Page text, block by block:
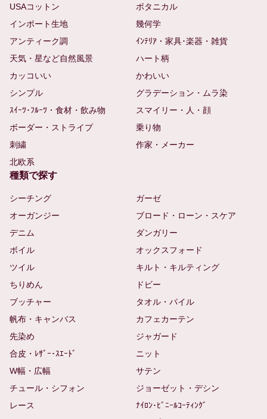
USAコットン
ボタニカル
インポート生地
幾何学
アンティーク調
ｲﾝﾃﾘｱ・家具･楽器・雑貨
天気・星など自然風景
ハート柄
カッコいい
かわいい
シンプル
グラデーション・ムラ染
ｽｲｰﾂ･ﾌﾙｰﾂ・食材・飲み物
スマイリー・人・顔
ボーダー・ストライプ
乗り物
刺繍
作家・メーカー
北欧系
種類で探す
シーチング
ガーゼ
オーガンジー
ブロード・ローン・スケア
デニム
ダンガリー
ボイル
オックスフォード
ツイル
キルト・キルティング
ちりめん
ドビー
ブッチャー
タオル・パイル
帆布・キャンバス
カフェカーテン
先染め
ジャガード
合皮・ﾚｻﾞｰ･ｽｴｰﾄﾞ
ニット
W幅・広幅
サテン
チュール・シフォン
ジョーゼット・デシン
レース
ﾅｲﾛﾝ･ﾋﾞﾆｰﾙｺｰﾃｨﾝｸﾞ